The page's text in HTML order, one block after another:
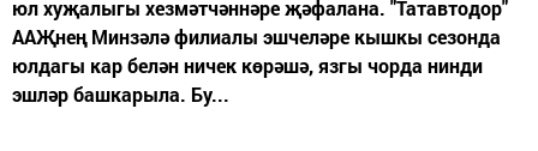
юл хуҗалыгы хезмәтчәннәре җәфалана. "Татавтодор"
ААҖнең Минзәлә филиалы эшчеләре кышкы сезонда
юлдагы кар белән ничек көрәшә, язгы чорда нинди
эшләр башкарыла. Бу...